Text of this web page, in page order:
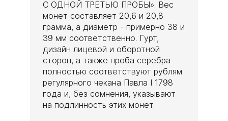
С ОДНОЙ ТРЕТЬЮ ПРОБЫ». Вес
монет составляет 20,6 и 20,8
грамма, а диаметр - примерно 38 и
39 мм соответственно. Гурт,
дизайн лицевой и оборотной
сторон, а также проба серебра
полностью соответствуют рублям
регулярного чекана Павла I 1798
года и, без сомнения, указывают
на подлинность этих монет.